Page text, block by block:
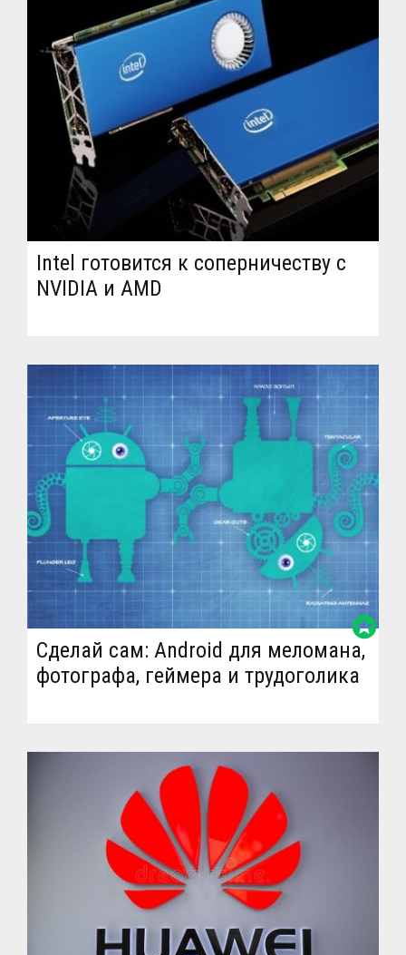
Intel готовится к соперничеству с
NVIDIA и AMD
Сделай сам: Android для меломана,
фотографа, геймера и трудоголика
stars